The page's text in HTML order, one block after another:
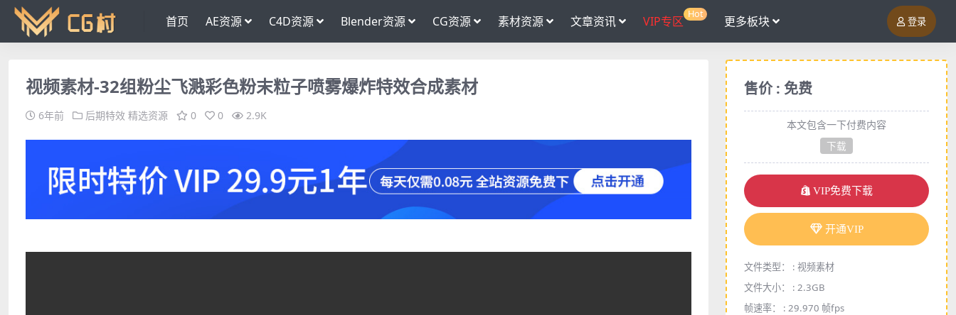
首页 AE资源 C4D资源 Blender资源 CG资源 素材资源 文章资讯 VIP专区 Hot 更多板块 登录
视频素材-32组粉尘飞溅彩色粉末粒子喷雾爆炸特效合成素材
6年前 后期特效 精选资源 0 0 2.9K
售价 : 免费
本文包含一下付费内容
下载
VIP免费下载
开通VIP
文件类型： : 视频素材
文件大小： : 2.3GB
帧速率： : 29.970 帧fps